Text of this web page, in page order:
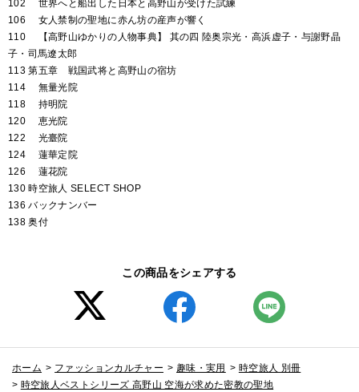
102 世界へと船出した日本と高野山が受けた試練
106 女人禁制の聖地に赤ん坊の産声が響く
110 【高野山ゆかりの人物事典】 其の四 陸奥宗光・高浜虚子・与謝野晶
子・司馬遼太郎
113 第五章 戦国武将と高野山の宿坊
114 無量光院
118 持明院
120 恵光院
122 光臺院
124 蓮華定院
126 蓮花院
130 時空旅人 SELECT SHOP
136 バックナンバー
138 奥付
この商品をシェアする
ホーム > ファッションカルチャー > 趣味・実用 > 時空旅人 別冊
> 時空旅人ベストシリーズ 高野山 空海が求めた密教の聖地